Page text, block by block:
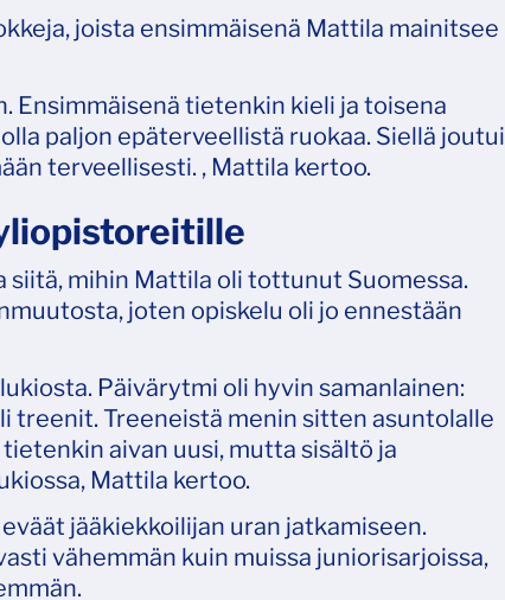
joista ensimmäisenä Mattila mainitsee
Ensimmäisenä tietenkin kieli ja toisena
paljon epäterveellistä ruokaa. Siellä joutui
terveellisesti. , Mattila kertoo.
siitä, mihin Mattila oli tottunut Suomessa.
joten opiskelu oli jo ennestään
Päivärytmi oli hyvin samanlainen:
treenit. Treeneistä menin sitten asuntolalle
aivan uusi, mutta sisältö ja
Mattila kertoo.
jääkiekkoilijan uran jatkamiseen.
vähemmän kuin muissa juniorisarjoissa,